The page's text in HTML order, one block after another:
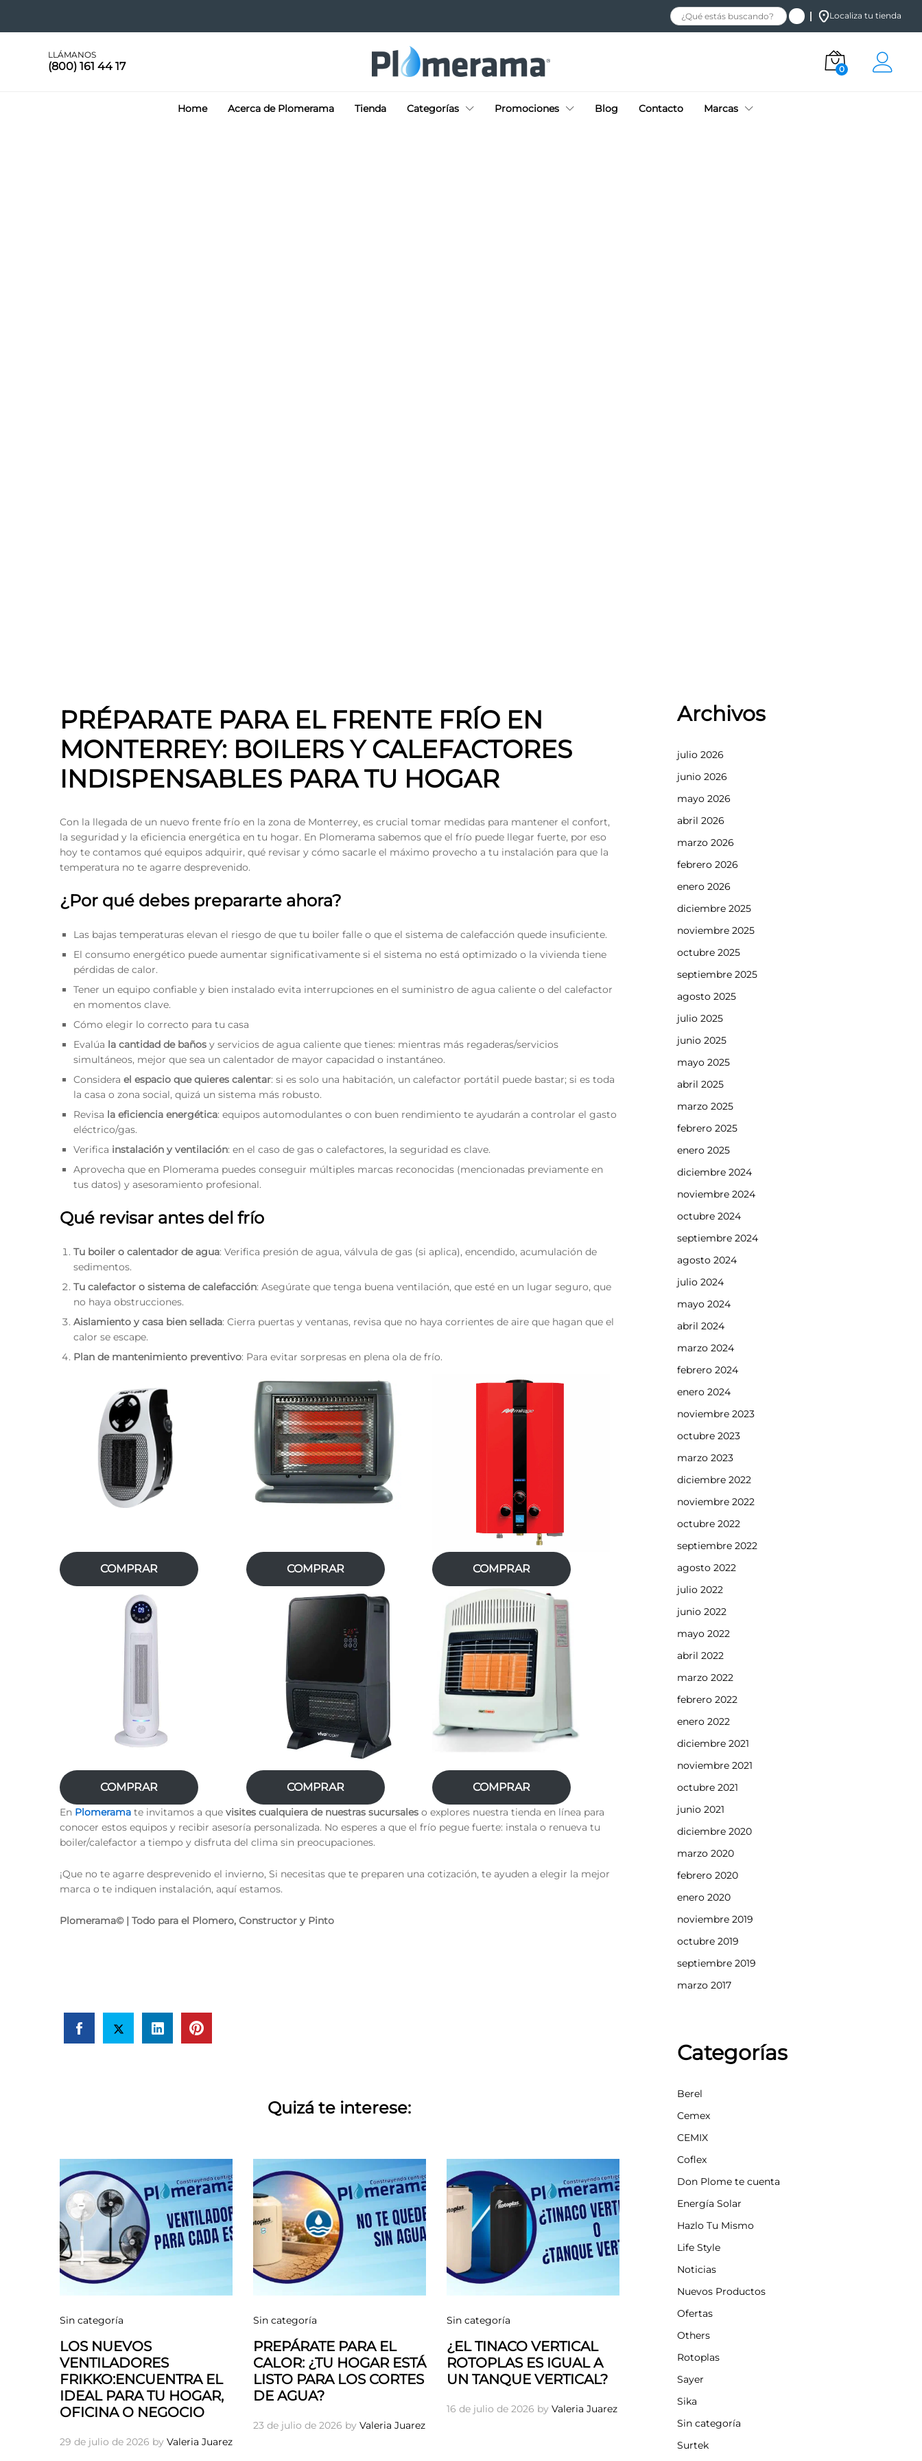
Localiza tu tienda
LLÁMANOS
(800) 161 44 17 0
Home Acerca de Plomerama Tienda Categorías Promociones Blog Contacto Marcas
PRÉPARATE PARA EL FRENTE FRÍO EN
MONTERREY: BOILERS Y CALEFACTORES
INDISPENSABLES PARA TU HOGAR
Con la llegada de un nuevo frente frío en la zona de Monterrey, es crucial tomar medidas para mantener el confort,
la seguridad y la eficiencia energética en tu hogar. En Plomerama sabemos que el frío puede llegar fuerte, por eso
hoy te contamos qué equipos adquirir, qué revisar y cómo sacarle el máximo provecho a tu instalación para que la
temperatura no te agarre desprevenido.
¿Por qué debes prepararte ahora?
Las bajas temperaturas elevan el riesgo de que tu boiler falle o que el sistema de calefacción quede insuficiente.
El consumo energético puede aumentar significativamente si el sistema no está optimizado o la vivienda tiene
pérdidas de calor.
Tener un equipo confiable y bien instalado evita interrupciones en el suministro de agua caliente o del calefactor
en momentos clave.
Cómo elegir lo correcto para tu casa
Evalúa la cantidad de baños y servicios de agua caliente que tienes: mientras más regaderas/servicios
simultáneos, mejor que sea un calentador de mayor capacidad o instantáneo.
Considera el espacio que quieres calentar: si es solo una habitación, un calefactor portátil puede bastar; si es toda
la casa o zona social, quizá un sistema más robusto.
Revisa la eficiencia energética: equipos automodulantes o con buen rendimiento te ayudarán a controlar el gasto
eléctrico/gas.
Verifica instalación y ventilación: en el caso de gas o calefactores, la seguridad es clave.
Aprovecha que en Plomerama puedes conseguir múltiples marcas reconocidas (mencionadas previamente en
tus datos) y asesoramiento profesional.
Qué revisar antes del frío
Tu boiler o calentador de agua: Verifica presión de agua, válvula de gas (si aplica), encendido, acumulación de
sedimentos.
Tu calefactor o sistema de calefacción: Asegúrate que tenga buena ventilación, que esté en un lugar seguro, que
no haya obstrucciones.
Aislamiento y casa bien sellada: Cierra puertas y ventanas, revisa que no haya corrientes de aire que hagan que el
calor se escape.
Plan de mantenimiento preventivo: Para evitar sorpresas en plena ola de frío.
COMPRAR COMPRAR COMPRAR
COMPRAR COMPRAR COMPRAR
En Plomerama te invitamos a que visites cualquiera de nuestras sucursales o explores nuestra tienda en línea para
conocer estos equipos y recibir asesoría personalizada. No esperes a que el frío pegue fuerte: instala o renueva tu
boiler/calefactor a tiempo y disfruta del clima sin preocupaciones.
¡Que no te agarre desprevenido el invierno, Si necesitas que te preparen una cotización, te ayuden a elegir la mejor
marca o te indiquen instalación, aquí estamos.
Plomerama© | Todo para el Plomero, Constructor y Pinto
Quizá te interese:
Sin categoría
LOS NUEVOS
VENTILADORES
FRIKKO:ENCUENTRA EL
IDEAL PARA TU HOGAR,
OFICINA O NEGOCIO
29 de julio de 2026 by Valeria Juarez
Sin categoría
PREPÁRATE PARA EL
CALOR: ¿TU HOGAR ESTÁ
LISTO PARA LOS CORTES
DE AGUA?
23 de julio de 2026 by Valeria Juarez
Sin categoría
¿EL TINACO VERTICAL
ROTOPLAS ES IGUAL A
UN TANQUE VERTICAL?
16 de julio de 2026 by Valeria Juarez
Archivos
julio 2026
junio 2026
mayo 2026
abril 2026
marzo 2026
febrero 2026
enero 2026
diciembre 2025
noviembre 2025
octubre 2025
septiembre 2025
agosto 2025
julio 2025
junio 2025
mayo 2025
abril 2025
marzo 2025
febrero 2025
enero 2025
diciembre 2024
noviembre 2024
octubre 2024
septiembre 2024
agosto 2024
julio 2024
mayo 2024
abril 2024
marzo 2024
febrero 2024
enero 2024
noviembre 2023
octubre 2023
marzo 2023
diciembre 2022
noviembre 2022
octubre 2022
septiembre 2022
agosto 2022
julio 2022
junio 2022
mayo 2022
abril 2022
marzo 2022
febrero 2022
enero 2022
diciembre 2021
noviembre 2021
octubre 2021
junio 2021
diciembre 2020
marzo 2020
febrero 2020
enero 2020
noviembre 2019
octubre 2019
septiembre 2019
marzo 2017
Categorías
Berel
Cemex
CEMIX
Coflex
Don Plome te cuenta
Energía Solar
Hazlo Tu Mismo
Life Style
Noticias
Nuevos Productos
Ofertas
Others
Rotoplas
Sayer
Sika
Sin categoría
Surtek